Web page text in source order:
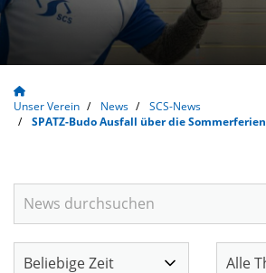
Unser Verein News
SCS-News
SPATZ-Budo Ausfall über die Sommerferien